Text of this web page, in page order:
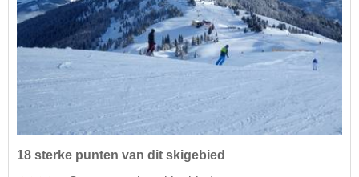
18 sterke punten van dit skigebied